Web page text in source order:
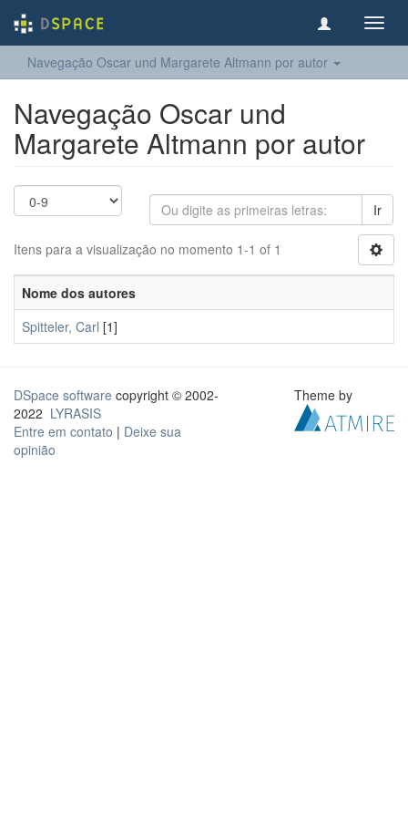
Navegação Oscar und Margarete Altmann por autor
Navegação Oscar und
Margarete Altmann por autor
Ir
Itens para a visualização no momento 1-1 of 1
Nome dos autores
Spitteler, Carl [1]
DSpace software copyright © 2002-
2022 LYRASIS
Entre em contato | Deixe sua
opinião
Theme by